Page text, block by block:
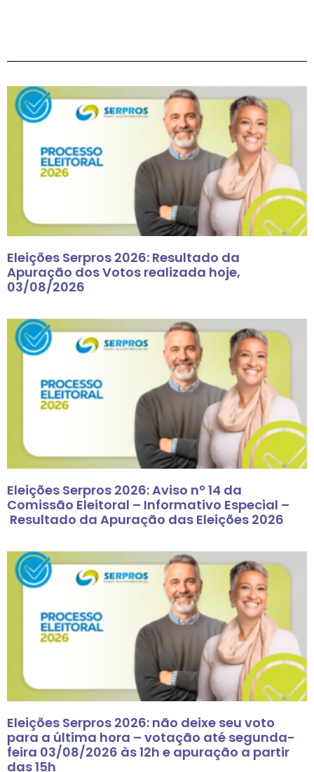
Eleições Serpros 2026: Resultado da
Apuração dos Votos realizada hoje,
03/08/2026
Eleições Serpros 2026: Aviso nº 14 da
Comissão Eleitoral – Informativo Especial –
Resultado da Apuração das Eleições 2026
Eleições Serpros 2026: não deixe seu voto
para a última hora – votação até segunda-
feira 03/08/2026 às 12h e apuração a partir
das 15h